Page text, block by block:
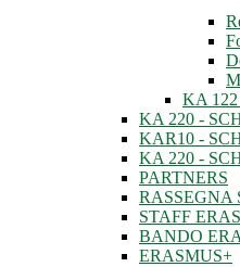
KA
KA 220 -
KAR10 -
KA 220 -
PARTNERS
RASSEGNA
STAFF
BANDO
ERASMUS+